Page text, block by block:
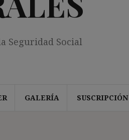
Seguridad Social
GALERÍA SUSCRIPCIÓN